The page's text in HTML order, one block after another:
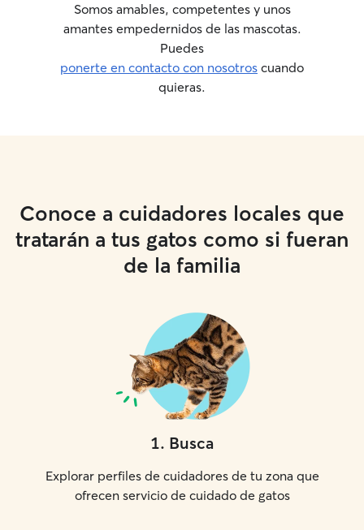
Somos amables, competentes y unos
amantes empedernidos de las mascotas.
Puedes
ponerte en contacto con nosotros cuando
quieras.
Conoce a cuidadores locales que
tratarán a tus gatos como si fueran
de la familia
1. Busca
Explorar perfiles de cuidadores de tu zona que
ofrecen servicio de cuidado de gatos